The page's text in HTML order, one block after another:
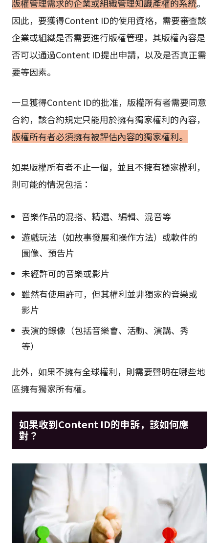
版權管理需求的企業或組織管理知識產權的系統。
因此，要獲得Content ID的使用資格，需要審查該
企業或組織是否需要進行版權管理，其版權內容是
否可以通過Content ID提出申請，以及是否真正需
要等因素。
一旦獲得Content ID的批准，版權所有者需要同意
合約，該合約規定只能用於擁有獨家權利的內容，
版權所有者必須擁有被評估內容的獨家權利。
如果版權所有者不止一個，並且不擁有獨家權利，
則可能的情況包括：
音樂作品的混搭、精選、編輯、混音等
遊戲玩法（如故事發展和操作方法）或軟件的
圖像、預告片
未經許可的音樂或影片
雖然有使用許可，但其權利並非獨家的音樂或
影片
表演的錄像（包括音樂會、活動、演講、秀
等）
此外，如果不擁有全球權利，則需要聲明在哪些地
區擁有獨家所有權。
如果收到Content ID的申訴，該如何應
對？